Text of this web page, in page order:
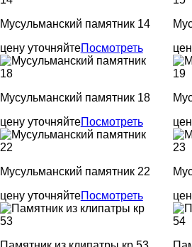
Мусульманский памятник 14
цену уточняйтеПосмотреть
Мусульманский памятник 18
цену уточняйтеПосмотреть
Мусульманский памятник 22
цену уточняйтеПосмотреть